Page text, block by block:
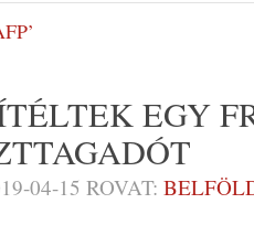
EGY
04-15 ROVAT: